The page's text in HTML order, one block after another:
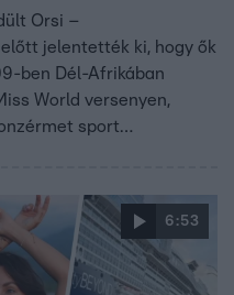
Orsi –
jelentették ki, hogy ők
ben Dél-Afrikában
World versenyen,
sport
részt venni. Szunai
hengerelte le teljesen a
eláruljuk, mi történt
6:53